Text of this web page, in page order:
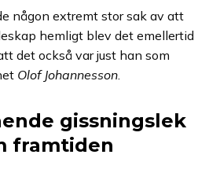
någon extremt stor sak av att
hemligt blev det emellertid
det också var just han som
Olof Johannesson
gissningslek
framtiden